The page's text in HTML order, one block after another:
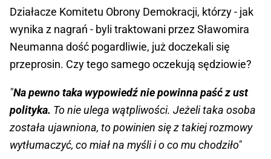
Działacze Komitetu Obrony Demokracji, którzy - jak
wynika z nagrań - byli traktowani przez Sławomira
Neumanna dość pogardliwie, już doczekali się
przeprosin. Czy tego samego oczekują sędziowie?
"Na pewno taka wypowiedź nie powinna paść z ust
polityka. To nie ulega wątpliwości. Jeżeli taka osoba
została ujawniona, to powinien się z takiej rozmowy
wytłumaczyć, co miał na myśli i o co mu chodziło"